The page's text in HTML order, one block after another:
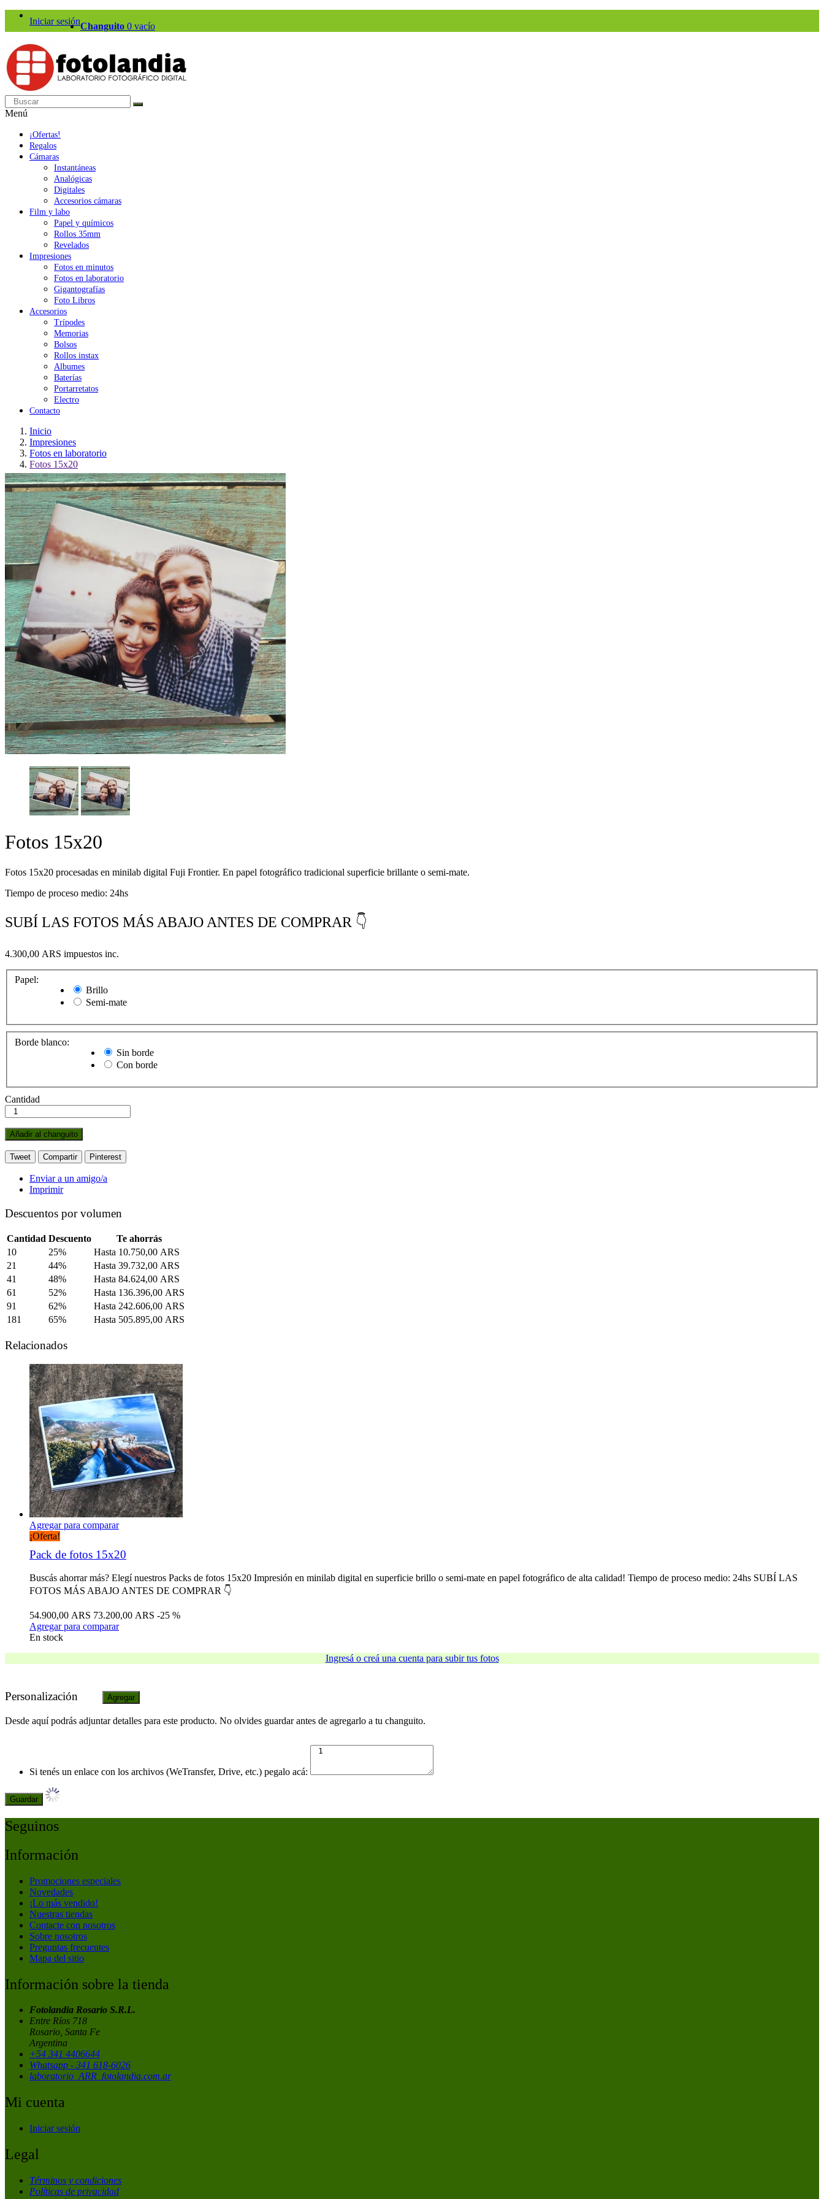
Iniciar sesiónChanguito 0 vacío
Menú
¡Ofertas!
Regalos
Cámaras
Instantáneas
Analógicas
Digitales
Accesorios cámaras
Film y labo
Papel y químicos
Rollos 35mm
Revelados
Impresiones
Fotos en minutos
Fotos en laboratorio
Gigantografías
Foto Libros
Accesorios
Trípodes
Memorias
Bolsos
Rollos instax
Albumes
Baterías
Portarretatos
Electro
Contacto
Inicio
Impresiones
Fotos en laboratorio
Fotos 15x20
Fotos 15x20
Fotos 15x20 procesadas en minilab digital Fuji Frontier. En papel fotográfico tradicional superficie brillante o semi-mate.
Tiempo de proceso medio: 24hs
SUBÍ LAS FOTOS MÁS ABAJO ANTES DE COMPRAR 👇
4.300,00 ARS impuestos inc.
Papel:
Brillo
Semi-mate
Borde blanco:
Sin borde
Con borde
Cantidad
Añadir al changuito
Tweet Compartir Pinterest
Enviar a un amigo/a
Imprimir
Descuentos por volumen
Cantidad Descuento
Te ahorrás
10
25% Hasta 10.750,00 ARS
21
44% Hasta 39.732,00 ARS
41
48% Hasta 84.624,00 ARS
61
52% Hasta 136.396,00 ARS
91
62% Hasta 242.606,00 ARS
181
65% Hasta 505.895,00 ARS
Relacionados
Agregar para comparar
¡Oferta!
Pack de fotos 15x20
Buscás ahorrar más? Elegí nuestros Packs de fotos 15x20 Impresión en minilab digital en superficie brillo o semi-mate en papel fotográfico de alta calidad! Tiempo de proceso medio: 24hs SUBÍ LAS
FOTOS MÁS ABAJO ANTES DE COMPRAR 👇
54.900,00 ARS 73.200,00 ARS -25 %
Agregar para comparar
En stock
Ingresá o creá una cuenta para subir tus fotos
Personalización Agregar
Desde aquí podrás adjuntar detalles para este producto. No olvides guardar antes de agregarlo a tu changuito.
Si tenés un enlace con los archivos (WeTransfer, Drive, etc.) pegalo acá:
Guardar
Seguinos
Información
Promociones especiales
Novedades
¡Lo más vendido!
Nuestras tiendas
Contacte con nosotros
Sobre nosotros
Preguntas frecuentes
Mapa del sitio
Información sobre la tienda
Fotolandia Rosario S.R.L.
Entre Ríos 718
Rosario, Santa Fe
Argentina
+54 341 4406644
Whatsapp - 341 618-6026
laboratorio_ARR_fotolandia.com.ar
Mi cuenta
Iniciar sesión
Legal
Términos y condiciones
Políticas de privacidad